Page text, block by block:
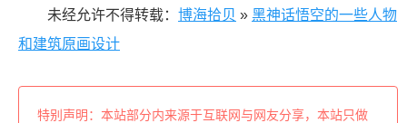
未经允许不得转载： 博海拾贝 » 黑神话悟空的一些人物
和建筑原画设计
特别声明：本站部分内来源于互联网与网友分享，本站只做